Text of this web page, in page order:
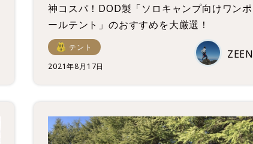
神コスパ！DOD製「ソロキャンプ向けワンポ
ールテント」のおすすめを大厳選！
テント
2021年8月17日
ZEEN